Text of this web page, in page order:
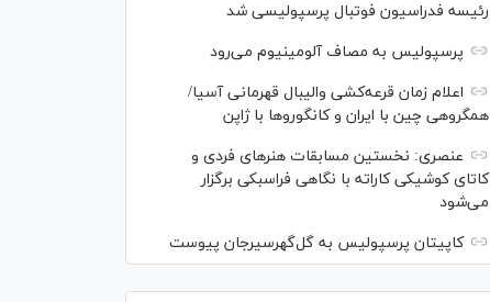
رئیسه فدراسیون فوتبال پرسپولیسی شد
پرسپولیس به مصاف آلومینیوم می‌رود
اعلام زمان قرعه‌کشی والیبال قهرمانی آسیا/
همگروهی چین با ایران و کانگورو‌ها با ژاپن
عنصری: نخستین مسابقات هنر‌های فردی و
کاتای کوشیکی کاراته با نگاهی فراسبکی برگزار
می‌شود
کاپیتان پرسپولیس به گل‌گهرسیرجان پیوست